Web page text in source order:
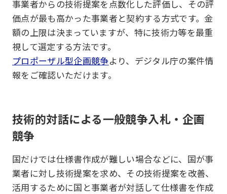
事業者からの技術提案を点数化した評価し、その評
価点が最も高かった事業者と契約する方式です。金
額の上限は決まっていますが、特に技術力等を最重
視して選定する方法です。
プロポーザル型企画競争より、デジタル庁の案件情
報をご確認いただけます。
技術的対話による一般競争入札・企画
競争
国だけでは仕様書作成が難しい場合などに、国が事
業者に対し技術提案を求め、その技術提案を改善、
活用するために国と事業者が対話して仕様書を作成